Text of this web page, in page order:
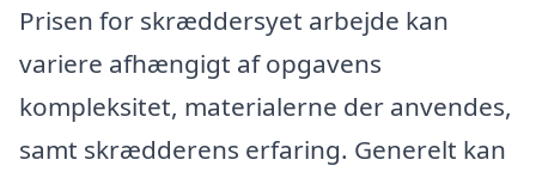
Prisen for skræddersyet arbejde kan
variere afhængigt af opgavens
kompleksitet, materialerne der anvendes,
samt skrædderens erfaring. Generelt kan